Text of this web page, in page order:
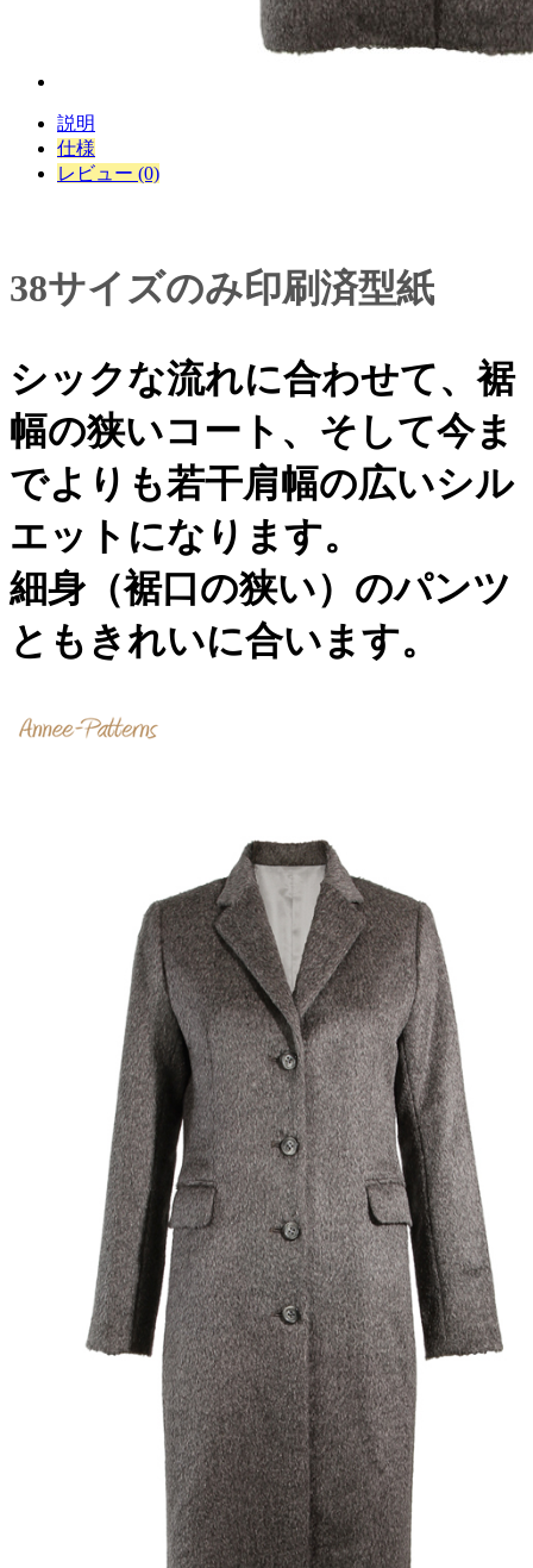
説明
仕様
レビュー (0)
38サイズのみ印刷済型紙​​
​​シックな流れに合わせて、裾
幅の狭いコート、そして今ま
でよりも若干肩幅の広いシル
エットになります。
細身（裾口の狭い）のパンツ
ともきれいに合います。